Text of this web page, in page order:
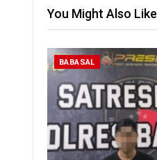
You Might Also Like
BABASAL